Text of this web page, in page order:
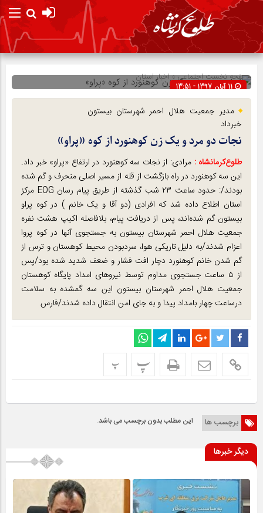
صفحه نخستاجتماعی»اخبار استان
11 آبان 1397 - 13:51
مدیر جمعیت هلال احمر شهرستان بیستون
خبرداد
نجات دو مرد و یک زن کوهنورد از کوه «پراو»
طلوع‌‌کرمانشاه : مرادی: از نجات سه کوهنورد در ارتفاع «پراو» خبر داد.
این سه کوهنورد در راه بازگشت از قله از مسیر اصلی منحرف و گم شده
بودند/: حدود ساعت ۲۳ شب گذشته از طریق پیام رسان EOG مرکز
استان اطلاع داده شد که افرادی (دو آقا و یک خانم ) در کوه پراو
بیستون گم شده‌اند، پس از دریافت پیام، بلافاصله اکیپ هشت نفره
جمعیت هلال احمر شهرستان بیستون به جستجوی آنها در کوه پروا
اعزام شدند/به دلیل تاریکی هوا، سردبودن محیط کوهستان و ترس از
گم شدن خانم کوهنورد دچار افت فشار و ضعف شدید شده بود/پس
از ۵ ساعت جستجوی مداوم توسط نیروهای امداد پایگاه کوهستان
جمعیت هلال احمر شهرستان بیستون این سه گمشده به سلامت
درساعت چهار بامداد پیدا و به جای امن انتقال داده شدند/فارس
پ پ
برچسب ها این مطلب بدون برچسب می باشد.
دیگر خبرها